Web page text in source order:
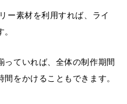
ー素材を利用すれば、ライ
ていれば、全体の制作期間
をかけることもできます。